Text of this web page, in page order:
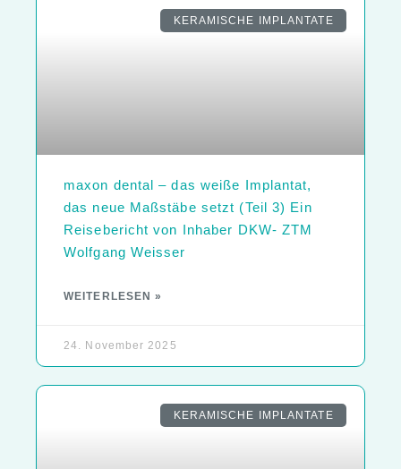
KERAMISCHE IMPLANTATE
maxon dental – das weiße Implantat,
das neue Maßstäbe setzt (Teil 3) Ein
Reisebericht von Inhaber DKW- ZTM
Wolfgang Weisser
WEITERLESEN »
24. November 2025
KERAMISCHE IMPLANTATE